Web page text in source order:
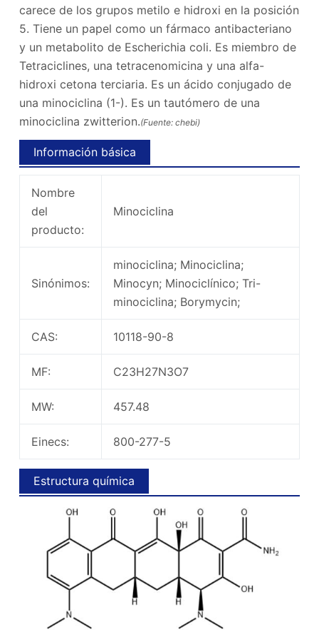
carece de los grupos metilo e hidroxi en la posición
5. Tiene un papel como un fármaco antibacteriano
y un metabolito de Escherichia coli. Es miembro de
Tetraciclines, una tetracenomicina y una alfa-
hidroxi cetona terciaria. Es un ácido conjugado de
una minociclina (1-). Es un tautómero de una
minociclina zwitterion.(Fuente: chebi)
Información básica
Nombre
del
producto:
Minociclina
Sinónimos:
minociclina; Minociclina;
Minocyn; Minociclínico; Tri-
minociclina; Borymycin;
CAS: 10118-90-8
MF: C23H27N3O7
MW: 457.48
Einecs: 800-277-5
Estructura química